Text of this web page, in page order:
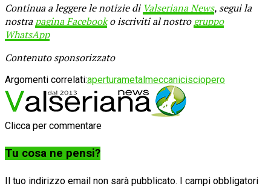
Continua a leggere le notizie di Valseriana News, segui la
nostrapagina Facebooko iscriviti al nostrogruppo
WhatsApp
Contenuto sponsorizzato
Argomenti correlati:aperturametalmeccanicisciopero
Clicca per commentare
Tu cosa ne pensi?
Il tuo indirizzo email non sarà pubblicato. I campi obbligatori